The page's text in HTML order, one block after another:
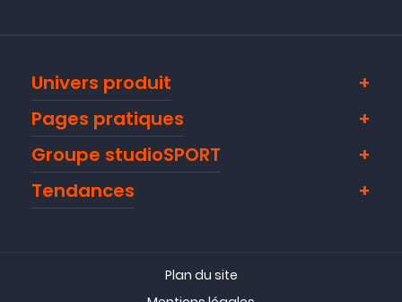
Univers produit
Pages pratiques
Groupe studioSPORT
Tendances
Plan du site